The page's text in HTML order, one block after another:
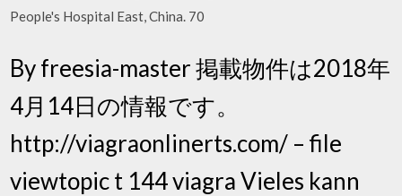
People's Hospital East, China. 70
By freesia-master 掲載物件は2018年
4月14日の情報です。
http://viagraonlinerts.com/ – file
viewtopic t 144 viagra Vieles kann